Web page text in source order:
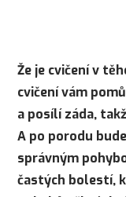
Že je cvičení v
cvičení vám
a posílí záda,
A po porodu
správným
častých bolestí,